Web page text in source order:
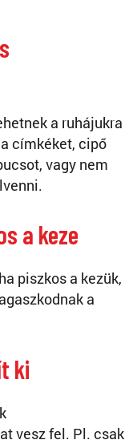
a ruhájukra
címkéket, cipő
vagy nem
a keze
piszkos a kezük,
a
ki
vesz fel. Pl. csak